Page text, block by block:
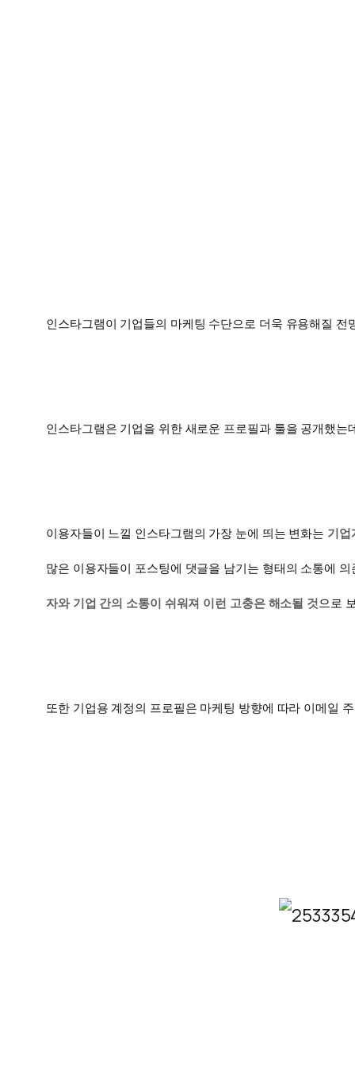
인스타그램이 기업들의 마케팅 수단으로 더욱 유용해질 전
인스타그램은 기업을 위한 새로운 프로필과 툴을 공개했는
이용자들이 느낄 인스타그램의 가장 눈에 띄는 변화는 기업
많은 이용자들이 포스팅에 댓글을 남기는 형태의 소통에 의
자와 기업 간의 소통이 쉬워져 이런 고충은 해소될 것으로
또한 기업용 계정의 프로필은 마케팅 방향에 따라 이메일